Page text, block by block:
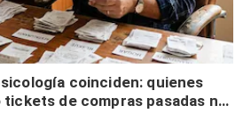
coinciden: quienes
de compras pasadas no
sino que tienen necesidad de